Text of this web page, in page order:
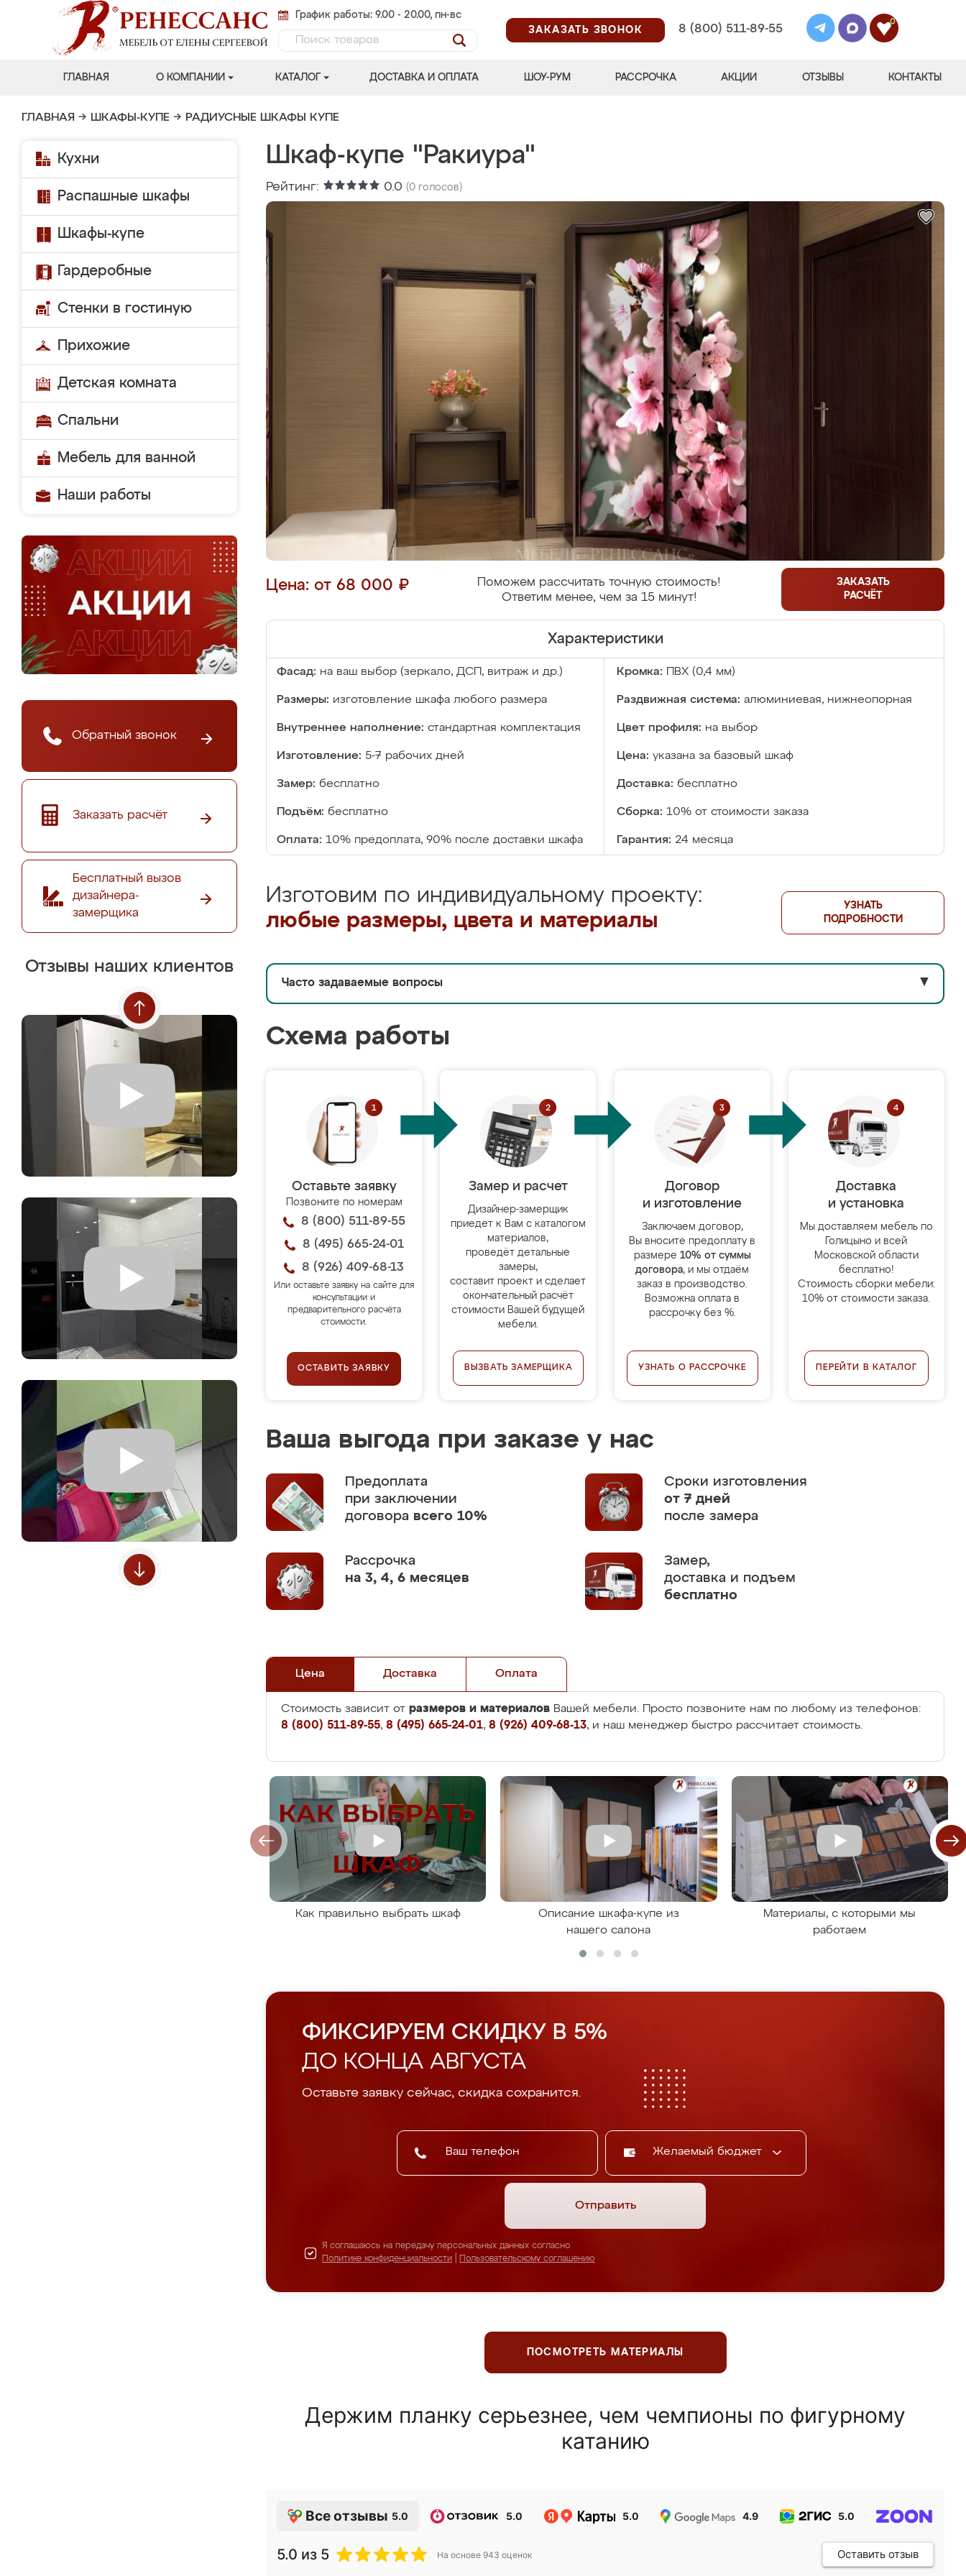
График работы: 9.00 - 20.00, пн-вс
ЗАКАЗАТЬ ЗВОНОК
8 (800) 511-89-55
0
ГЛАВНАЯ О КОМПАНИИ КАТАЛОГ ДОСТАВКА И ОПЛАТА ШОУ-РУМ РАССРОЧКА АКЦИИ ОТЗЫВЫ КОНТАКТЫ
ГЛАВНАЯ → ШКАФЫ-КУПЕ → РАДИУСНЫЕ ШКАФЫ КУПЕ
Кухни
Распашные шкафы
Шкафы-купе
Гардеробные
Стенки в гостиную
Прихожие
Детская комната
Спальни
Мебель для ванной
Наши работы
Обратный звонок
Заказать расчёт
Бесплатный вызов
дизайнера-
замерщика
Отзывы наших клиентов
Шкаф-купе "Ракиура"
Рейтинг: 0.0 (0 голосов)
Цена: от 68 000 ₽
Поможем рассчитать точную стоимость!
Ответим менее, чем за 15 минут!
ЗАКАЗАТЬ
РАСЧЁТ
Характеристики
Фасад: на ваш выбор (зеркало, ДСП, витраж и др.) Кромка: ПВХ (0,4 мм)
Размеры: изготовление шкафа любого размера Раздвижная система: алюминиевая, нижнеопорная
Внутреннее наполнение: стандартная комплектация Цвет профиля: на выбор
Изготовление: 5-7 рабочих дней Цена: указана за базовый шкаф
Замер: бесплатно Доставка: бесплатно
Подъём: бесплатно Сборка: 10% от стоимости заказа
Оплата: 10% предоплата, 90% после доставки шкафа Гарантия: 24 месяца
Изготовим по индивидуальному проекту:
любые размеры, цвета и материалы
УЗНАТЬ
ПОДРОБНОСТИ
Часто задаваемые вопросы ▼
Схема работы
Оставьте заявку
Позвоните по номерам
8 (800) 511-89-55
8 (495) 665-24-01
8 (926) 409-68-13
Или оставьте заявку на сайте для
консультации и
предварительного расчёта
стоимости.
ОСТАВИТЬ ЗАЯВКУ
Замер и расчет
Дизайнер-замерщик
приедет к Вам с каталогом
материалов,
проведёт детальные
замеры,
составит проект и сделает
окончательный расчёт
стоимости Вашей будущей
мебели.
ВЫЗВАТЬ ЗАМЕРЩИКА
Договор
и изготовление
Заключаем договор,
Вы вносите предоплату в
размере 10% от суммы
договора, и мы отдаём
заказ в производство.
Возможна оплата в
рассрочку без %.
УЗНАТЬ О РАССРОЧКЕ
Доставка
и установка
Мы доставляем мебель по
Голицыно и всей
Московской области
бесплатно!
Стоимость сборки мебели:
10% от стоимости заказа.
ПЕРЕЙТИ В КАТАЛОГ
Ваша выгода при заказе у нас
Предоплата
при заключении
договора всего 10%
Сроки изготовления
от 7 дней
после замера
Рассрочка
на 3, 4, 6 месяцев
Замер,
доставка и подъем
бесплатно
Цена Доставка Оплата
Стоимость зависит от размеров и материалов Вашей мебели. Просто позвоните нам по любому из телефонов:
8 (800) 511-89-55, 8 (495) 665-24-01, 8 (926) 409-68-13, и наш менеджер быстро рассчитает стоимость.
Как правильно выбрать шкаф
Описание шкафа-купе из
нашего салона
Материалы, с которыми мы
работаем
ФИКСИРУЕМ СКИДКУ В 5%
ДО КОНЦА АВГУСТА
Оставьте заявку сейчас, скидка сохранится.
Желаемый бюджет
Отправить
Я соглашаюсь на передачу персональных данных согласно
Политике конфиденциальности
Пользовательскому соглашению
ПОСМОТРЕТЬ МАТЕРИАЛЫ
Держим планку серьезнее, чем чемпионы по фигурному
катанию
Все отзывы 5.0 5.0 5.0 4.9 5.0
5.0 из 5 На основе 943 оценок Оставить отзыв